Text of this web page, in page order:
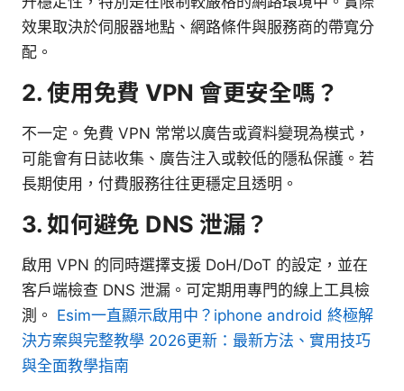
效果取決於伺服器地點、網路條件與服務商的帶寬分
配。
2. 使用免費 VPN 會更安全嗎？
不一定。免費 VPN 常常以廣告或資料變現為模式，
可能會有日誌收集、廣告注入或較低的隱私保護。若
長期使用，付費服務往往更穩定且透明。
3. 如何避免 DNS 泄漏？
啟用 VPN 的同時選擇支援 DoH/DoT 的設定，並在
客戶端檢查 DNS 泄漏。可定期用專門的線上工具檢
測。 Esim一直顯示啟用中？iphone android 終極解
決方案與完整教學 2026更新：最新方法、實用技巧
與全面教學指南